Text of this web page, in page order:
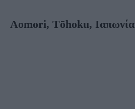
Aomori, Tōhoku, Ιαπωνία